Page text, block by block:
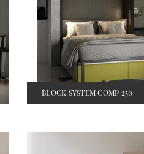
BLOCK SYSTEM COMP 250